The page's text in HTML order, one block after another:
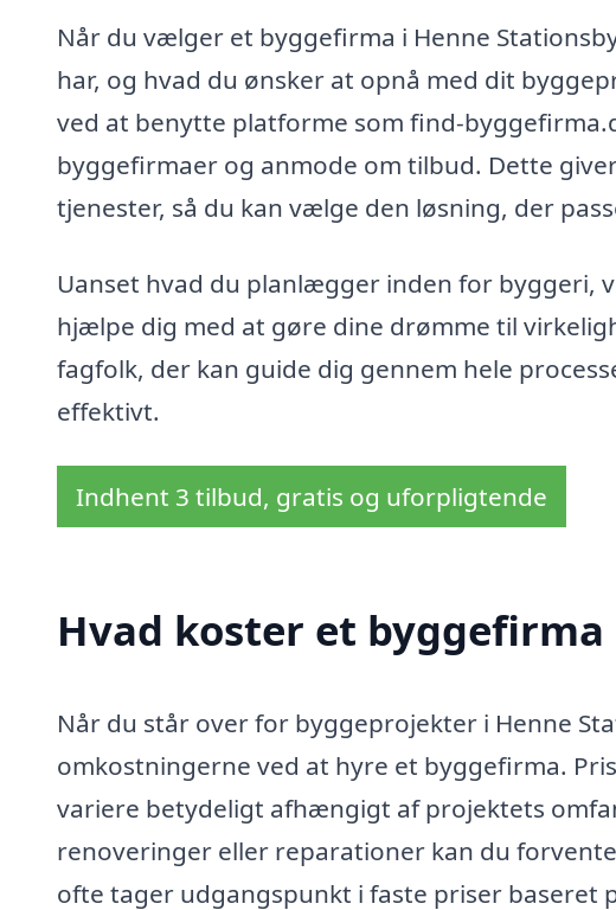
Når du vælger et byggefirma i Henne
har, og hvad du ønsker at opnå med dit
ved at benytte platforme som find-
byggefirmaer og anmode om tilbud. Dette
tjenester, så du kan vælge den løsning, der
Uanset hvad du planlægger inden for byggeri,
hjælpe dig med at gøre dine drømme til
fagfolk, der kan guide dig gennem hele
effektivt.
Indhent 3 tilbud, gratis og uforpligtende
Hvad koster et
Når du står over for byggeprojekter i Henne
omkostningerne ved at hyre et byggefirma.
variere betydeligt afhængigt af projektets
renoveringer eller reparationer kan du
ofte tager udgangspunkt i faste priser baseret